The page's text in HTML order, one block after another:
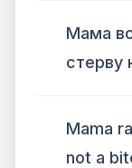
Мама
стерву
Mama
not a